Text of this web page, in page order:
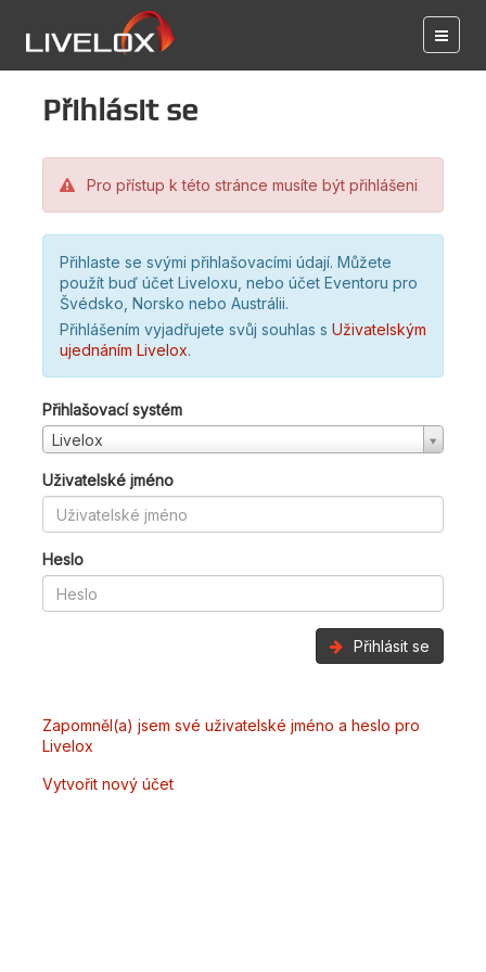
Přihlásit se
Pro přístup k této stránce musíte být přihlášeni
Přihlaste se svými přihlašovacími údají. Můžete
použít buď účet Liveloxu, nebo účet Eventoru pro
Švédsko, Norsko nebo Austrálii.
Přihlášením vyjadřujete svůj souhlas s Uživatelským
ujednáním Livelox.
Přihlašovací systém
Livelox
Uživatelské jméno
Heslo
Přihlásit se
Zapomněl(a) jsem své uživatelské jméno a heslo pro
Livelox
Vytvořit nový účet